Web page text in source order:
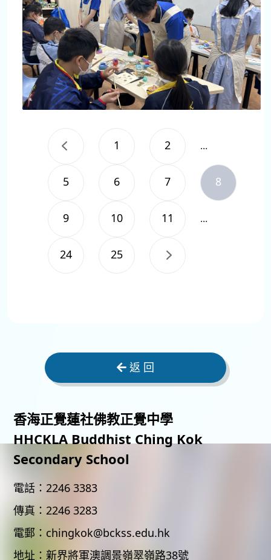
1 2 ...
5 6 7 8
9 10 11 ...
24 25
返 回
香海正覺蓮社佛教正覺中學
HHCKLA Buddhist Ching Kok
Secondary School
電話： 2246 3383
傳真： 2246 3283
電郵： chingkok@bckss.edu.hk
地址： 新界將軍澳調景嶺翠嶺路38號